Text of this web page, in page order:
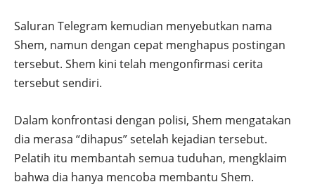
Saluran Telegram kemudian menyebutkan nama
Shem, namun dengan cepat menghapus postingan
tersebut. Shem kini telah mengonfirmasi cerita
tersebut sendiri.
Dalam konfrontasi dengan polisi, Shem mengatakan
dia merasa “dihapus” setelah kejadian tersebut.
Pelatih itu membantah semua tuduhan, mengklaim
bahwa dia hanya mencoba membantu Shem.